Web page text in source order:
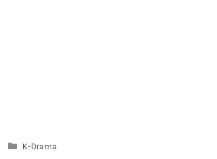
Kategori
K-Drama